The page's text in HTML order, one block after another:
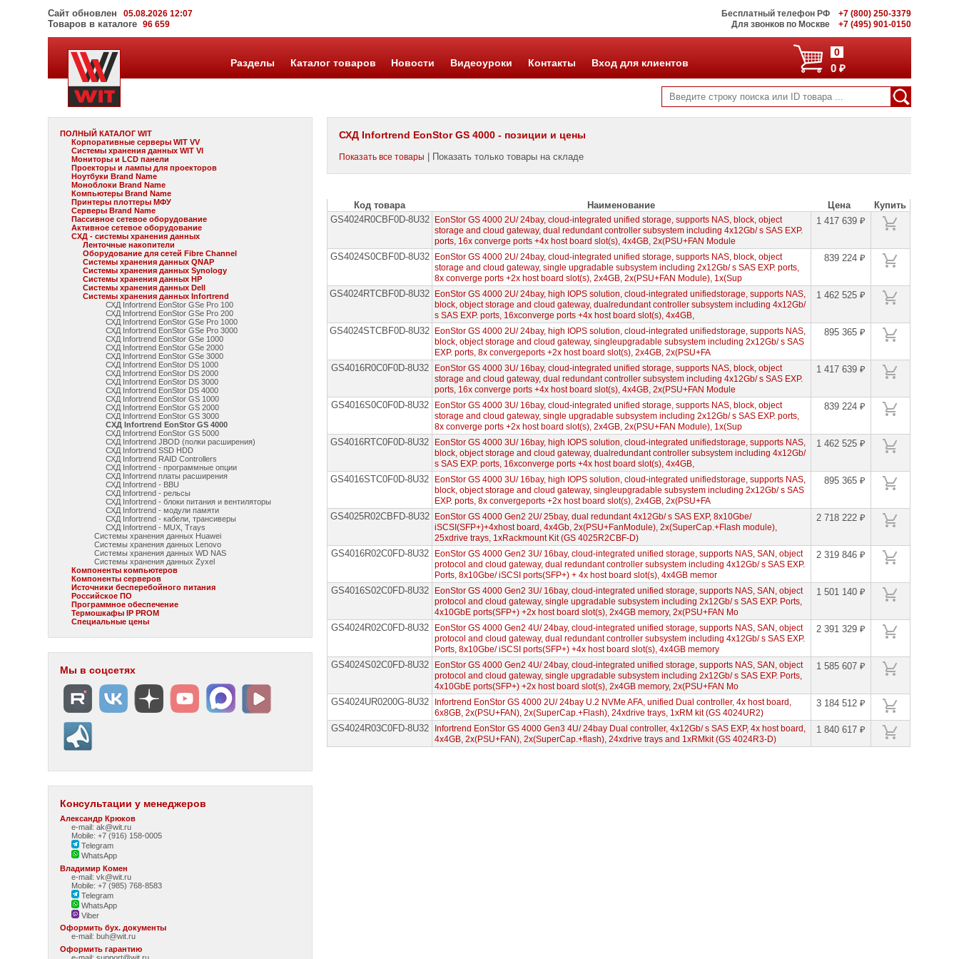
Сайт обновлен 05.08.2026 12:07
Товаров в каталоге96 659
Бесплатный телефон РФ
+7 (800) 250-3379
Для звонков по Москве
+7 (495) 901-0150
0
0 ₽
Разделы Каталог товаров Новости Видеоуроки Контакты Вход для клиентов
ПОЛНЫЙ КАТАЛОГ WIT
Корпоративные серверы WIT VV
Системы хранения данных WIT VI
Мониторы и LCD панели
Проекторы и лампы для проекторов
Ноутбуки Brand Name
Моноблоки Brand Name
Компьютеры Brand Name
Принтеры плоттеры МФУ
Серверы Brand Name
Пассивное сетевое оборудование
Активное сетевое оборудование
СХД - системы хранения данных
Ленточные накопители
Оборудование для сетей Fibre Channel
Системы хранения данных QNAP
Системы хранения данных Synology
Системы хранения данных HP
Системы хранения данных Dell
Системы хранения данных Infortrend
СХД Infortrend EonStor GSe Pro 100
СХД Infortrend EonStor GSe Pro 200
СХД Infortrend EonStor GSe Pro 1000
СХД Infortrend EonStor GSe Pro 3000
СХД Infortrend EonStor GSe 1000
СХД Infortrend EonStor GSe 2000
СХД Infortrend EonStor GSe 3000
СХД Infortrend EonStor DS 1000
СХД Infortrend EonStor DS 2000
СХД Infortrend EonStor DS 3000
СХД Infortrend EonStor DS 4000
СХД Infortrend EonStor GS 1000
СХД Infortrend EonStor GS 2000
СХД Infortrend EonStor GS 3000
СХД Infortrend EonStor GS 4000
СХД Infortrend EonStor GS 5000
СХД Infortrend JBOD (полки расширения)
СХД Infortrend SSD HDD
СХД Infortrend RAID Controllers
СХД Infortrend - программные опции
СХД Infortrend платы расширения
СХД Infortrend - BBU
СХД Infortrend - рельсы
СХД Infortrend - блоки питания и вентиляторы
СХД Infortrend - модули памяти
СХД Infortrend - кабели, трансиверы
СХД Infortrend - MUX, Trays
Системы хранения данных Huawei
Системы хранения данных Lenovo
Системы хранения данных WD NAS
Системы хранения данных Zyxel
Компоненты компьютеров
Компоненты серверов
Источники бесперебойного питания
Российское ПО
Программное обеспечение
Термошкафы IP PROM
Специальные цены
Мы в соцсетях
Консультации у менеджеров
Александр Крюков
e-mail: ak@wit.ru
Mobile: +7 (916) 158-0005
Telegram
WhatsApp
Владимир Комен
e-mail: vk@wit.ru
Mobile: +7 (985) 768-8583
Telegram
WhatsApp
Viber
Оформить бух. документы
e-mail:buh@wit.ru
Оформить гарантию
e-mail:support@wit.ru
СХД Infortrend EonStor GS 4000 - позиции и цены
Показать все товары | Показать только товары на складе
Код товара Наименование Цена
Купить
GS4024R0CBF0D-8U32
EonStor GS 4000 2U/ 24bay, cloud-integrated unified storage, supports NAS, block, object
storage and cloud gateway, dual redundant controller subsystem including 4x12Gb/ s SAS EXP.
ports, 16x converge ports +4x host board slot(s), 4x4GB, 2x(PSU+FAN Module
1 417 639 ₽
GS4024S0CBF0D-8U32
EonStor GS 4000 2U/ 24bay, cloud-integrated unified storage, supports NAS, block, object
storage and cloud gateway, single upgradable subsystem including 2x12Gb/ s SAS EXP. ports,
8x converge ports +2x host board slot(s), 2x4GB, 2x(PSU+FAN Module), 1x(Sup
839 224 ₽
GS4024RTCBF0D-8U32
EonStor GS 4000 2U/ 24bay, high IOPS solution, cloud-integrated unifiedstorage, supports NAS,
block, object storage and cloud gateway, dualredundant controller subsystem including 4x12Gb/
s SAS EXP. ports, 16xconverge ports +4x host board slot(s), 4x4GB,
1 462 525 ₽
GS4024STCBF0D-8U32
EonStor GS 4000 2U/ 24bay, high IOPS solution, cloud-integrated unifiedstorage, supports NAS,
block, object storage and cloud gateway, singleupgradable subsystem including 2x12Gb/ s SAS
EXP. ports, 8x convergeports +2x host board slot(s), 2x4GB, 2x(PSU+FA
895 365 ₽
GS4016R0C0F0D-8U32
EonStor GS 4000 3U/ 16bay, cloud-integrated unified storage, supports NAS, block, object
storage and cloud gateway, dual redundant controller subsystem including 4x12Gb/ s SAS EXP.
ports, 16x converge ports +4x host board slot(s), 4x4GB, 2x(PSU+FAN Module
1 417 639 ₽
GS4016S0C0F0D-8U32
EonStor GS 4000 3U/ 16bay, cloud-integrated unified storage, supports NAS, block, object
storage and cloud gateway, single upgradable subsystem including 2x12Gb/ s SAS EXP. ports,
8x converge ports +2x host board slot(s), 2x4GB, 2x(PSU+FAN Module), 1x(Sup
839 224 ₽
GS4016RTC0F0D-8U32
EonStor GS 4000 3U/ 16bay, high IOPS solution, cloud-integrated unifiedstorage, supports NAS,
block, object storage and cloud gateway, dualredundant controller subsystem including 4x12Gb/
s SAS EXP. ports, 16xconverge ports +4x host board slot(s), 4x4GB,
1 462 525 ₽
GS4016STC0F0D-8U32
EonStor GS 4000 3U/ 16bay, high IOPS solution, cloud-integrated unifiedstorage, supports NAS,
block, object storage and cloud gateway, singleupgradable subsystem including 2x12Gb/ s SAS
EXP. ports, 8x convergeports +2x host board slot(s), 2x4GB, 2x(PSU+FA
895 365 ₽
GS4025R02CBFD-8U32
EonStor GS 4000 Gen2 2U/ 25bay, dual redundant 4x12Gb/ s SAS EXP, 8x10Gbe/
iSCSI(SFP+)+4xhost board, 4x4Gb, 2x(PSU+FanModule), 2x(SuperCap.+Flash module),
25xdrive trays, 1xRackmount Kit (GS 4025R2CBF-D)
2 718 222 ₽
GS4016R02C0FD-8U32
EonStor GS 4000 Gen2 3U/ 16bay, cloud-integrated unified storage, supports NAS, SAN, object
protocol and cloud gateway, dual redundant controller subsystem including 4x12Gb/ s SAS EXP.
Ports, 8x10Gbe/ iSCSI ports(SFP+) + 4x host board slot(s), 4x4GB memor
2 319 846 ₽
GS4016S02C0FD-8U32
EonStor GS 4000 Gen2 3U/ 16bay, cloud-integrated unified storage, supports NAS, SAN, object
protocol and cloud gateway, single upgradable subsystem including 2x12Gb/ s SAS EXP. Ports,
4x10GbE ports(SFP+) +2x host board slot(s), 2x4GB memory, 2x(PSU+FAN Mo
1 501 140 ₽
GS4024R02C0FD-8U32
EonStor GS 4000 Gen2 4U/ 24bay, cloud-integrated unified storage, supports NAS, SAN, object
protocol and cloud gateway, dual redundant controller subsystem including 4x12Gb/ s SAS EXP.
Ports, 8x10Gbe/ iSCSI ports(SFP+) +4x host board slot(s), 4x4GB memory
2 391 329 ₽
GS4024S02C0FD-8U32
EonStor GS 4000 Gen2 4U/ 24bay, cloud-integrated unified storage, supports NAS, SAN, object
protocol and cloud gateway, single upgradable subsystem including 2x12Gb/ s SAS EXP. Ports,
4x10GbE ports(SFP+) +2x host board slot(s), 2x4GB memory, 2x(PSU+FAN Mo
1 585 607 ₽
GS4024UR0200G-8U32
Infortrend EonStor GS 4000 2U/ 24bay U.2 NVMe AFA, unified Dual controller, 4x host board,
6x8GB, 2x(PSU+FAN), 2x(SuperCap.+Flash), 24xdrive trays, 1xRM kit (GS 4024UR2)
3 184 512 ₽
GS4024R03C0FD-8U32
Infortrend EonStor GS 4000 Gen3 4U/ 24bay Dual controller, 4x12Gb/ s SAS EXP, 4x host board,
4x4GB, 2x(PSU+FAN), 2x(SuperCap.+flash), 24xdrive trays and 1xRMkit (GS 4024R3-D)
1 840 617 ₽